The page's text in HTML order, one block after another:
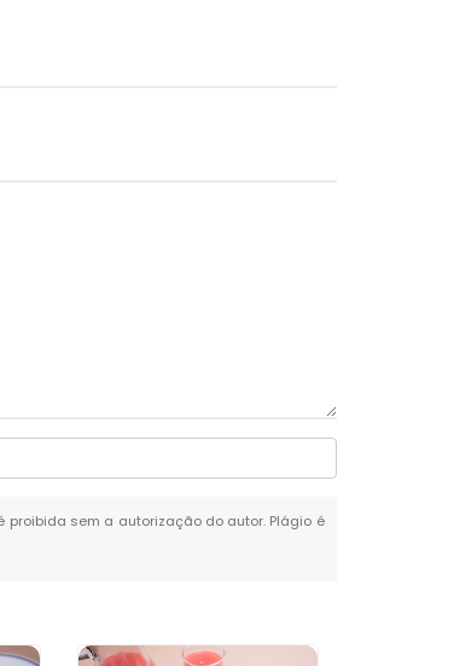
proibida sem a autorização do autor. Plágio é